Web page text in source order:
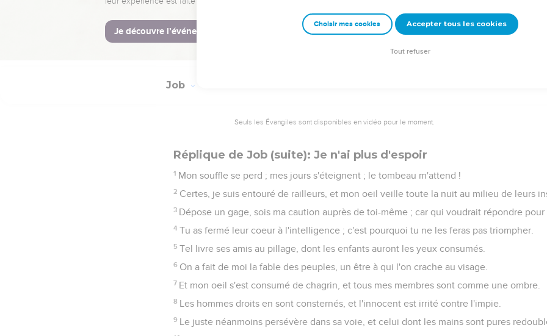
Mes amis se moquent de moi : c'est vers Dieu que mon oeil se tourne en pleurant,
21 Pour qu'il décide entre l'homme et Dieu, entre le fils d'Adam et son semblable.
Car les années qui me sont comptées s'en vont, et j'entre dans un chemin d'où je ne
Job
Seuls les Évangiles sont disponibles en vidéo pour le moment.
Réplique de Job (suite): Je n'ai plus d'espoir
1 Mon souffle se perd ; mes jours s'éteignent ; le tombeau m'attend !
2 Certes, je suis entouré de railleurs, et mon oeil veille toute la nuit au milieu de leurs
3 Dépose un gage, sois ma caution auprès de toi-même ; car qui voudrait répondre pour
4 Tu as fermé leur coeur à l'intelligence ; c'est pourquoi tu ne les feras pas triompher.
5 Tel livre ses amis au pillage, dont les enfants auront les yeux consumés.
6 On a fait de moi la fable des peuples, un être à qui l'on crache au visage.
7 Et mon oeil s'est consumé de chagrin, et tous mes membres sont comme une ombre.
8 Les hommes droits en sont consternés, et l'innocent est irrité contre l'impie.
9 Le juste néanmoins persévère dans sa voie, et celui dont les mains sont pures
Choisir mes cookies Accepter tous les cookies
Tout refuser